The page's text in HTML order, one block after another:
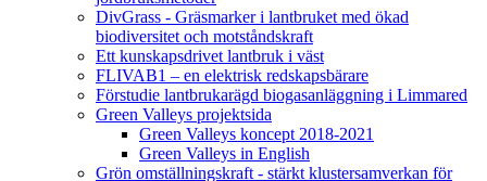
DivGrass - Gräsmarker i lantbruket med ökad
biodiversitet och motståndskraft
Ett kunskapsdrivet lantbruk i väst
FLIVAB1 – en elektrisk redskapsbärare
Förstudie lantbrukarägd biogasanläggning i Limmared
Green Valleys projektsida
Green Valleys koncept 2018-2021
Green Valleys in English
Grön omställningskraft - stärkt klustersamverkan för